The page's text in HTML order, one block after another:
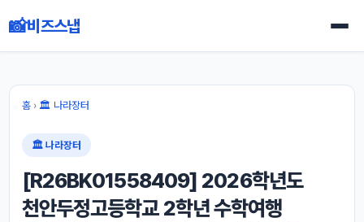
📸비즈스냅
홈› 🏛 나라장터
🏛 나라장터
[R26BK01558409] 2026학년도
천안두정고등학교 2학년 수학여행